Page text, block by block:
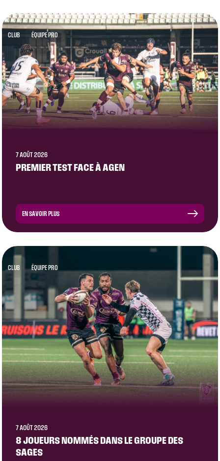
CLUB ÉQUIPE PRO
7 AOÛT 2026
PREMIER TEST FACE À AGEN
EN SAVOIR PLUS
CLUB ÉQUIPE PRO
7 AOÛT 2026
8 JOUEURS NOMMÉS DANS LE GROUPE DES
SAGES